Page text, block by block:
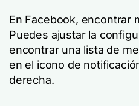
En Facebook, encontrar
Puedes ajustar la
encontrar una lista de
en el icono de
derecha.